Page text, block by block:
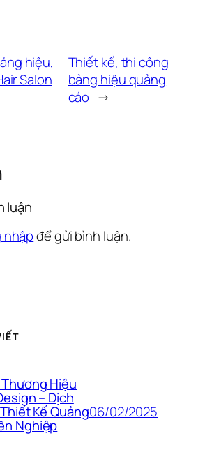
hiệu,
Salon
Thiết kế, thi công
bảng hiệu quảng
cáo →
luận
nhậpđể gửi bình luận.
Hiệu
– Dịch
Kế Quảng
Nghiệp
06/02/2025